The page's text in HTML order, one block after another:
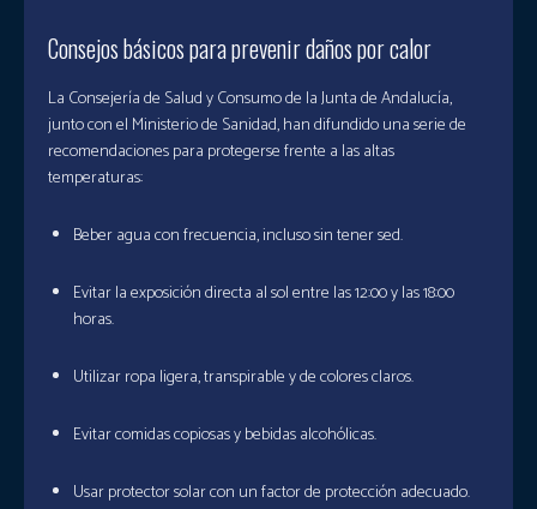
Consejos básicos para prevenir daños por calor
La Consejería de Salud y Consumo de la Junta de Andalucía,
junto con el Ministerio de Sanidad, han difundido una serie de
recomendaciones para protegerse frente a las altas
temperaturas:
Beber agua con frecuencia, incluso sin tener sed.
Evitar la exposición directa al sol entre las 12:00 y las 18:00
horas.
Utilizar ropa ligera, transpirable y de colores claros.
Evitar comidas copiosas y bebidas alcohólicas.
Usar protector solar con un factor de protección adecuado.